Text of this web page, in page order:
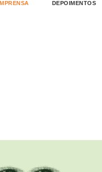
IMPRENSA DEPOIMENTOS